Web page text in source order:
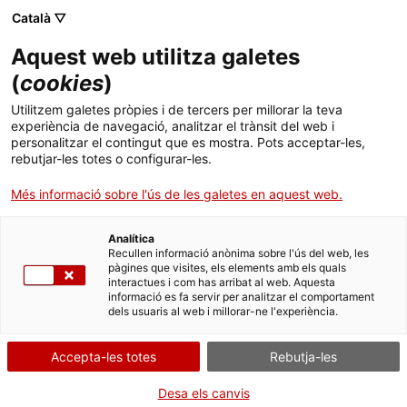
Cercar a tota la web
TANQUEM PER TORNAR RENOVATS!
El MNACTEC està tancat per obres fins al 17 de
setembre de 2026.
recursos en línia
Català ▽
Aquest web utilitza galetes
(cookies)
Utilitzem galetes pròpies i de tercers per millorar la teva
experiència de navegació, analitzar el trànsit del web i
personalitzar el contingut que es mostra. Pots acceptar-les,
rebutjar-les totes o configurar-les.
Més informació sobre l'ús de les galetes en aquest web.
Analítica
Recullen informació anònima sobre l'ús del web, les
pàgines que visites, els elements amb els quals
interactues i com has arribat al web. Aquesta
informació es fa servir per analitzar el comportament
dels usuaris al web i millorar-ne l'experiència.
Accepta-les totes Rebutja-les
Desa els canvis